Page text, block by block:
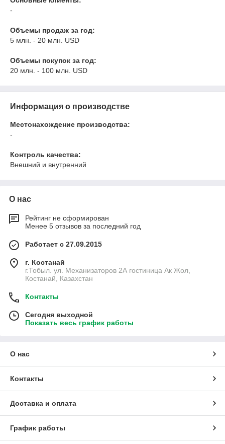
-
Объемы продаж за год:
5 млн. - 20 млн. USD
Объемы покупок за год:
20 млн. - 100 млн. USD
Информация о производстве
Местонахождение производства:
-
Контроль качества:
Внешний и внутренний
О нас
Рейтинг не сформирован
Менее 5 отзывов за последний год
Работает с 27.09.2015
г. Костанай
г.Тобыл. ул. Механизаторов 2А гостиница Ак Жол,
Костанай, Казахстан
Контакты
Сегодня выходной
Показать весь график работы
О нас
Контакты
Доставка и оплата
График работы